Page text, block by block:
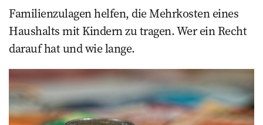
Familienzulagen helfen, die Mehrkosten eines
Haushalts mit Kindern zu tragen. Wer ein Recht
darauf hat und wie lange.